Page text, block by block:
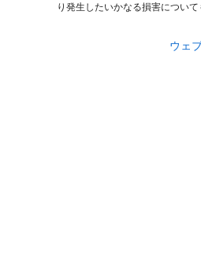
り発生したいかなる損害につい
ウェ